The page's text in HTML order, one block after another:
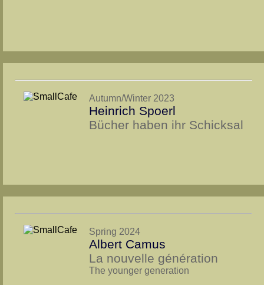
Autumn/Winter 2023
Heinrich Spoerl
Bücher haben ihr Schicksal
Spring 2024
Albert Camus
La nouvelle génération
The younger generation